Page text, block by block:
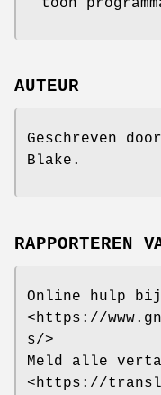
AUTEUR
Geschreven
Blake.
RAPPORTEREN
Online hulp
<https://
s/>
Meld alle
<https://